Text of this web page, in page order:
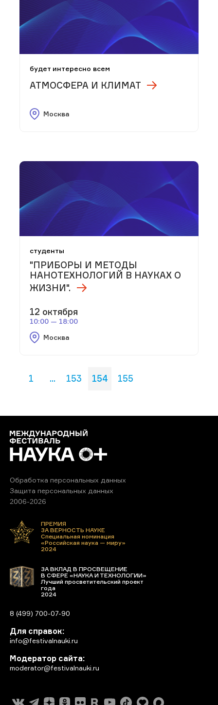
будет интересно всем
АТМОСФЕРА И КЛИМАТ
Москва
студенты
"ПРИБОРЫ И МЕТОДЫ
НАНОТЕХНОЛОГИЙ В НАУКАХ О
ЖИЗНИ".
12 октября
10:00 — 18:00
Москва
1 ... 153 154 155
Обработка персональных данных
Защита персональных данных
2006-2026
ПРЕМИЯ
ЗА ВЕРНОСТЬ НАУКЕ
Специальная номинация
«Российская наука — миру»
2024
ЗА ВКЛАД В ПРОСВЕЩЕНИЕ
В СФЕРЕ «НАУКА И ТЕХНОЛОГИИ»
Лучший просветительский проект
года
2024
8 (499) 700-07-90
Для справок:
info@festivalnauki.ru
Модератор сайта:
moderator@festivalnauki.ru